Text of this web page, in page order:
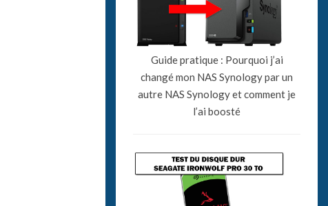
Guide pratique : Pourquoi j’ai
changé mon NAS Synology par un
autre NAS Synology et comment je
l’ai boosté